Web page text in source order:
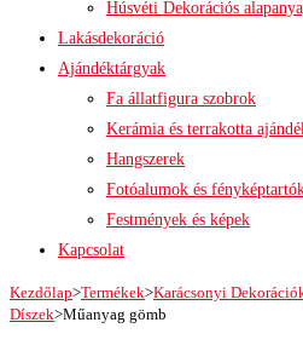
Húsvéti Dekorációs
Lakásdekoráció
Ajándéktárgyak
Fa állatfigura szobrok
Kerámia és terrakotta
Hangszerek
Fotóalumok és
Festmények és képek
Kapcsolat
Kezdőlap>Termékek>Karácsonyi
Díszek>Műanyag gömb